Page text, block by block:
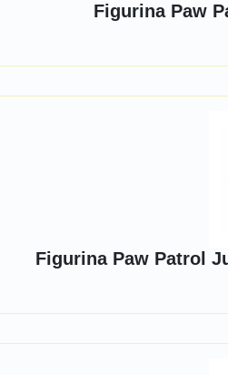
Figurina Paw
Figurina Paw Patrol